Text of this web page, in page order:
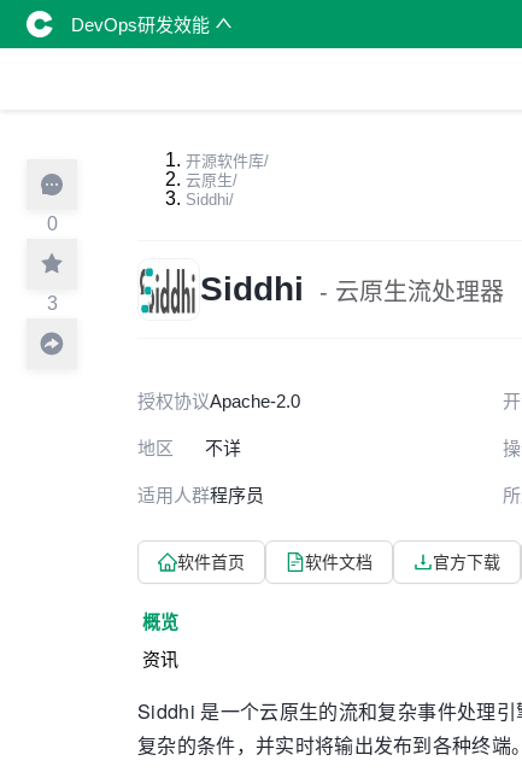
DevOps研发效能
0
3
开源软件库/
云原生/
Siddhi/
Siddhi - 云原生流处理器
授权协议Apache-2.0
地区 不详
适用人群程序员
软件首页 软件文档 官方下载
概览
资讯
Siddhi 是一个云原生的流和复杂事件处理
复杂的条件，并实时将输出发布到各种终端。